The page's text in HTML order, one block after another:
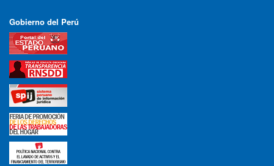
Gobierno del Perú